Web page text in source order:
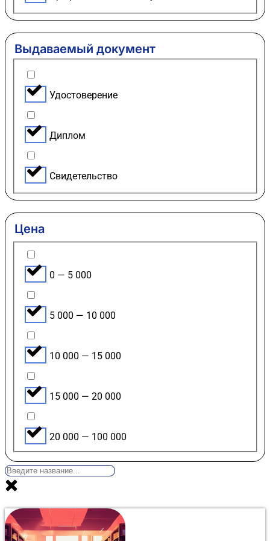
Выдаваемый документ
Удостоверение
Диплом
Свидетельство
Цена
0 — 5 000
5 000 — 10 000
10 000 — 15 000
15 000 — 20 000
20 000 — 100 000